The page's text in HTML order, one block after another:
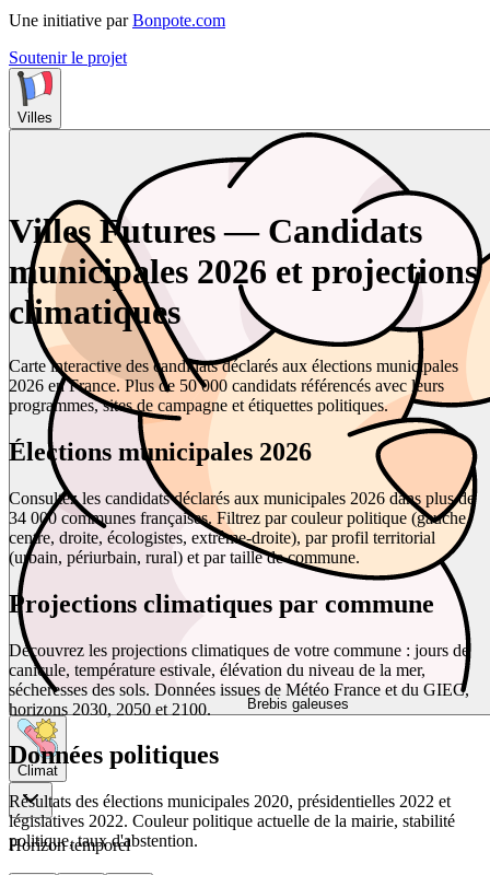
Une initiative par Bonpote.com
Soutenir le projet
Villes
Brebis galeuses
Climat
Horizon temporel
Villes Futures — Candidats
municipales 2026 et projections
climatiques
Carte interactive des candidats déclarés aux élections municipales
2026 en France. Plus de 50 000 candidats référencés avec leurs
programmes, sites de campagne et étiquettes politiques.
Élections municipales 2026
Consultez les candidats déclarés aux municipales 2026 dans plus de
34 000 communes françaises. Filtrez par couleur politique (gauche,
centre, droite, écologistes, extrême-droite), par profil territorial
(urbain, périurbain, rural) et par taille de commune.
Projections climatiques par commune
Découvrez les projections climatiques de votre commune : jours de
canicule, température estivale, élévation du niveau de la mer,
sécheresses des sols. Données issues de Météo France et du GIEC,
horizons 2030, 2050 et 2100.
Données politiques
Résultats des élections municipales 2020, présidentielles 2022 et
législatives 2022. Couleur politique actuelle de la mairie, stabilité
politique, taux d'abstention.